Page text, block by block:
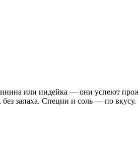
или индейка — они успеют
запаха. Специи и соль — по вкусу.